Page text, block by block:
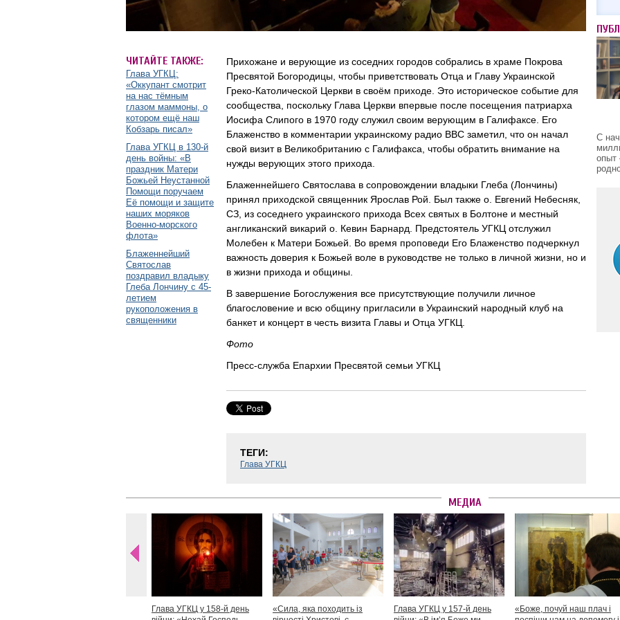
ЧИТАЙТЕ ТАКЖЕ:
Глава УГКЦ:
«Оккупант смотрит
на нас тёмным
глазом маммоны, о
котором ещё наш
Кобзарь писал»
Глава УГКЦ в 130-й
день войны: «В
праздник Матери
Божьей Неустанной
Помощи поручаем
Её помощи и защите
наших моряков
Военно-морского
флота»
Блаженнейший
Святослав
поздравил владыку
Глеба Лончину с 45-
летием
рукоположения в
священники
Прихожане и верующие из соседних городов собрались в храме Покрова
Пресвятой Богородицы, чтобы приветствовать Отца и Главу Украинской
Греко-Католической Церкви в своём приходе. Это историческое событие для
сообщества, поскольку Глава Церкви впервые после посещения патриарха
Иосифа Слипого в 1970 году служил своим верующим в Галифаксе. Его
Блаженство в комментарии украинскому радио ВВС заметил, что он начал
свой визит в Великобританию с Галифакса, чтобы обратить внимание на
нужды верующих этого прихода.
Блаженнейшего Святослава в сопровождении владыки Глеба (Лончины)
принял приходской священник Ярослав Рой. Был также о. Евгений Небесняк,
СЗ, из соседнего украинского прихода Всех святых в Болтоне и местный
англиканский викарий о. Кевин Барнард. Предстоятель УГКЦ отслужил
Молебен к Матери Божьей. Во время проповеди Его Блаженство подчеркнул
важность доверия к Божьей воле в руководстве не только в личной жизни, но и
в жизни прихода и общины.
В завершение Богослужения все присутствующие получили личное
благословение и всю общину пригласили в Украинский народный клуб на
банкет и концерт в честь визита Главы и Отца УГКЦ.
Фото
Пресс-служба Епархии Пресвятой семьи УГКЦ
ТЕГИ:
Глава УГКЦ
С
опыт
МЕДИА
Глава УГКЦ у 158-й день
«Сила, яка походить із
Глава УГКЦ у 157-й день
«Боже, почуй наш плач і